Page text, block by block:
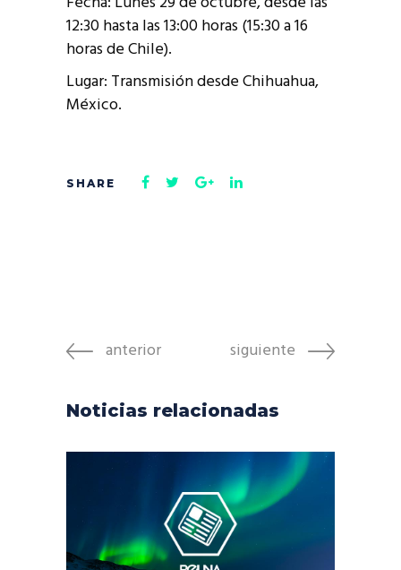
12:30 hasta las 13:00 horas (15:30 a 16
horas de Chile).
Lugar: Transmisión desde Chihuahua,
México.
anterior siguiente
Noticias relacionadas